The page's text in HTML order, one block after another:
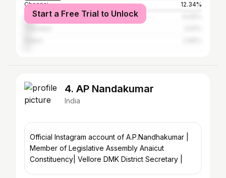
Chennai
12.34%
Coimbatore
Start a Free Trial to Unlock
4. AP Nandakumar
India
Official Instagram account of A.P.Nandhakumar |
Member of Legislative Assembly Anaicut
Constituency| Vellore DMK District Secretary |